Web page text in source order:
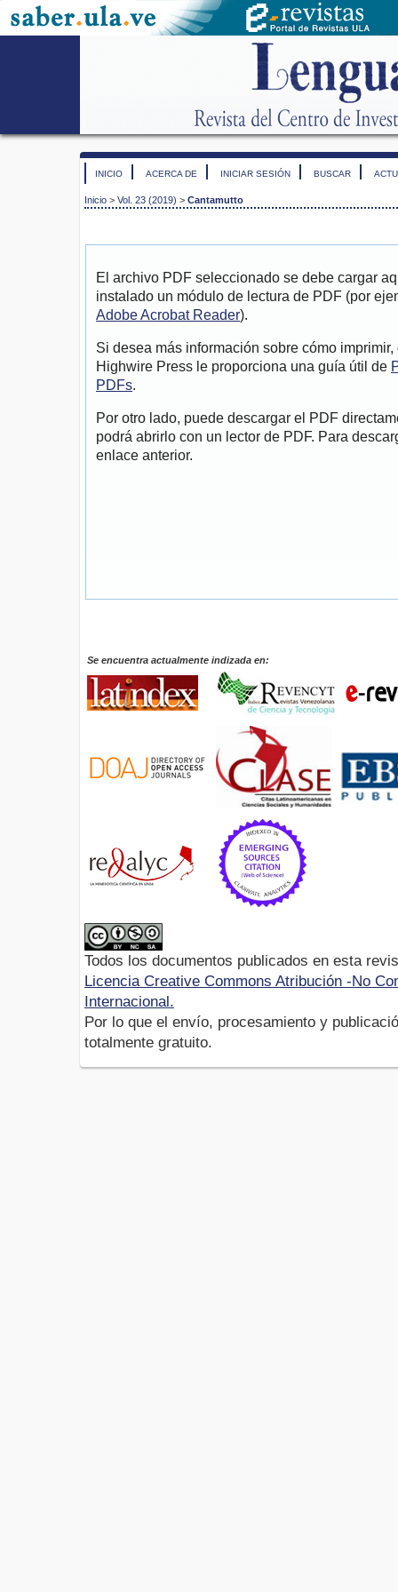
INICIO ACERCA DE INICIAR SESIÓN BUSCAR
Inicio > Vol. 23 (2019) > Cantamutto
El archivo PDF seleccionado se debe cargar
instalado un módulo de lectura de PDF (por
Adobe Acrobat Reader).
Si desea más información sobre cómo
Highwire Press le proporciona una guía útil de
PDFs.
Por otro lado, puede descargar el PDF
podrá abrirlo con un lector de PDF. Para
enlace anterior.
Se encuentra actualmente indizada en:
Todos los documentos publicados en esta
Licencia Creative Commons Atribución -No
Internacional.
Por lo que el envío, procesamiento y
totalmente gratuito.